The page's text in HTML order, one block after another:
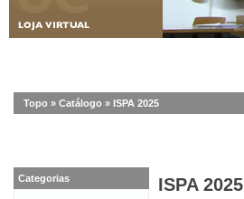
Topo » Catálogo » ISPA 2025
ISPA 2025
Categorias